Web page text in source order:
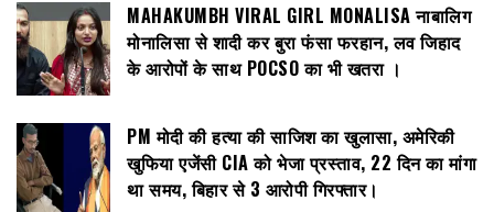
MAHAKUMBH VIRAL GIRL MONALISA नाबालिग
मोनालिसा से शादी कर बुरा फंसा फरहान, लव जिहाद
के आरोपों के साथ POCSO का भी खतरा ।
PM मोदी की हत्या की साजिश का खुलासा, अमेरिकी
खुफिया एजेंसी CIA को भेजा प्रस्ताव, 22 दिन का मांगा
था समय, बिहार से 3 आरोपी गिरफ्तार।